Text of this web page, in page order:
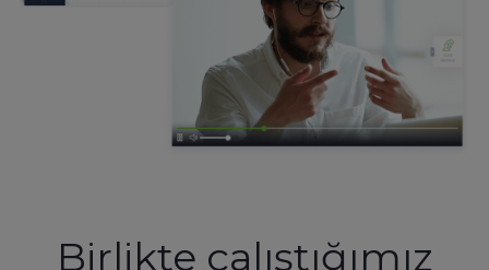
Birlikte çalıştığımız